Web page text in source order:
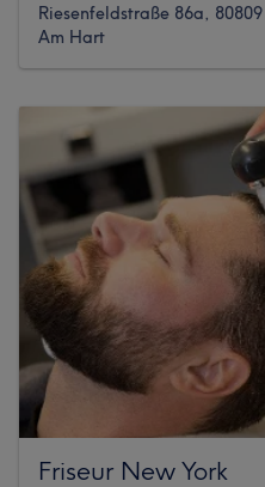
Riesenfeldstraße 86a,
Am Hart
Friseur New York